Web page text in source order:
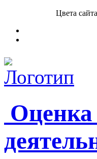
Цвета
Оценка